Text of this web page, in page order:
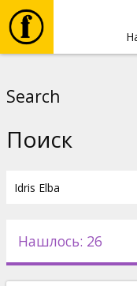
Новости
Search
Поиск
Нашлось: 26